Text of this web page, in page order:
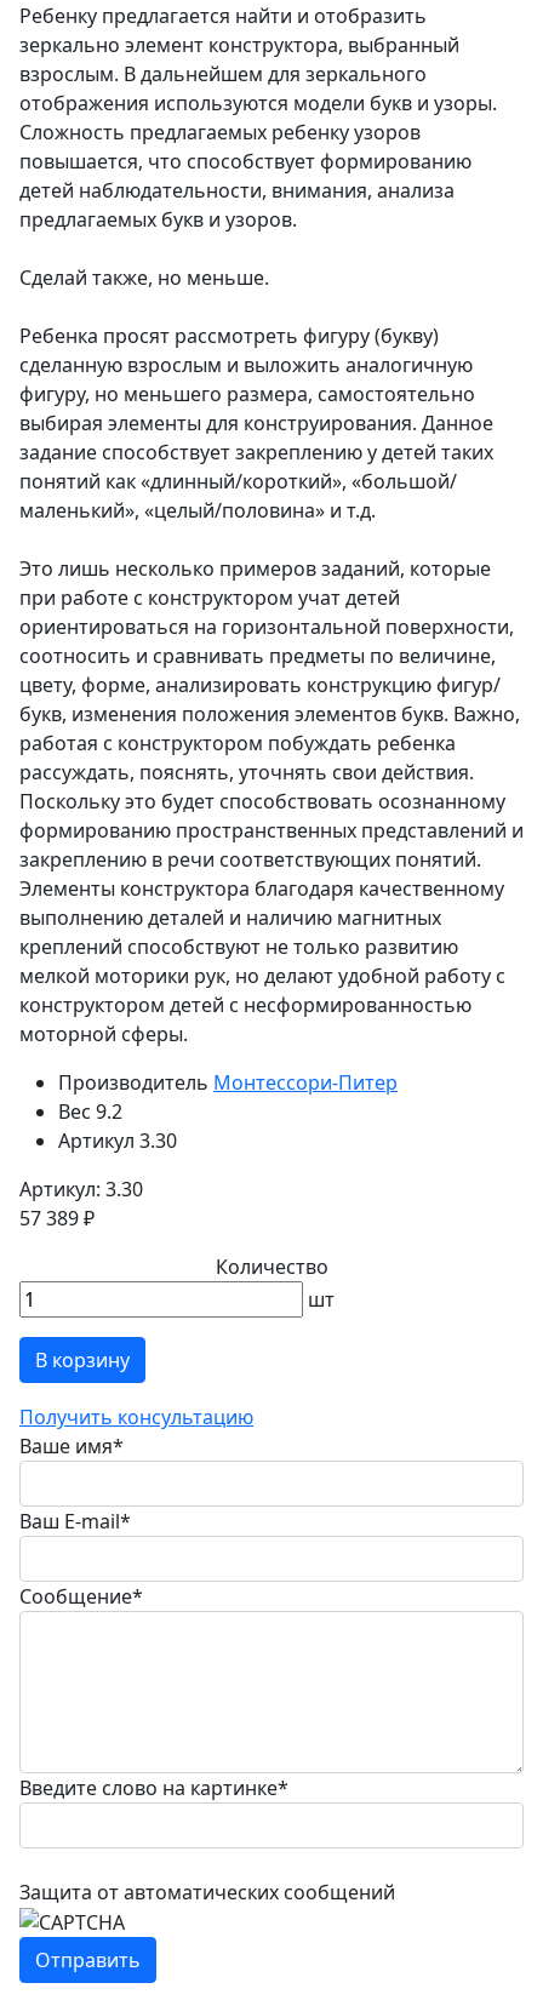
Ребенку предлагается найти и отобразить
зеркально элемент конструктора, выбранный
взрослым. В дальнейшем для зеркального
отображения используются модели букв и узоры.
Сложность предлагаемых ребенку узоров
повышается, что способствует формированию
детей наблюдательности, внимания, анализа
предлагаемых букв и узоров.
Сделай также, но меньше.
Ребенка просят рассмотреть фигуру (букву)
сделанную взрослым и выложить аналогичную
фигуру, но меньшего размера, самостоятельно
выбирая элементы для конструирования. Данное
задание способствует закреплению у детей таких
понятий как «длинный/короткий», «большой/
маленький», «целый/половина» и т.д.
Это лишь несколько примеров заданий, которые
при работе с конструктором учат детей
ориентироваться на горизонтальной поверхности,
соотносить и сравнивать предметы по величине,
цвету, форме, анализировать конструкцию фигур/
букв, изменения положения элементов букв. Важно,
работая с конструктором побуждать ребенка
рассуждать, пояснять, уточнять свои действия.
Поскольку это будет способствовать осознанному
формированию пространственных представлений и
закреплению в речи соответствующих понятий.
Элементы конструктора благодаря качественному
выполнению деталей и наличию магнитных
креплений способствуют не только развитию
мелкой моторики рук, но делают удобной работу с
конструктором детей с несформированностью
моторной сферы.
Производитель Монтессори-Питер
Вес 9.2
Артикул 3.30
Артикул: 3.30
57 389 ₽
Количество
шт
В корзину
Получить консультацию
Ваше имя*
Ваш E-mail*
Сообщение*
Введите слово на картинке*
Защита от автоматических сообщений